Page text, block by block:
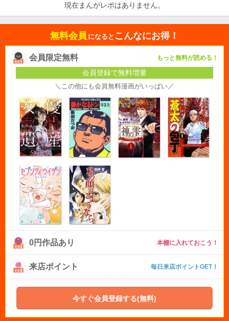
現在まんがレポはありません。
無料会員 になると こんなにお得！
会員限定無料 もっと無料が読める！
会員登録で無料増量
＼この他にも会員無料漫画がいっぱい／
0円作品あり 本棚に入れておこう！
来店ポイント 毎日来店ポイントGET！
今すぐ会員登録する(無料)